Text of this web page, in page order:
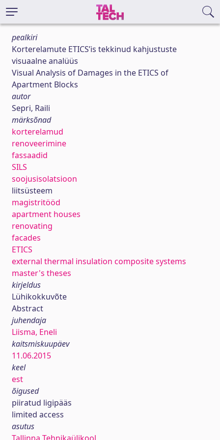
pealkiri
Korterelamute ETICS’is tekkinud kahjustuste
visuaalne analüüs
Visual Analysis of Damages in the ETICS of
Apartment Blocks
autor
Sepri, Raili
märksõnad
korterelamud
renoveerimine
fassaadid
SILS
soojusisolatsioon
liitsüsteem
magistritööd
apartment houses
renovating
facades
ETICS
external thermal insulation composite systems
master's theses
kirjeldus
Lühikokkuvõte
Abstract
juhendaja
Liisma, Eneli
kaitsmiskuupäev
11.06.2015
keel
est
õigused
piiratud ligipääs
limited access
asutus